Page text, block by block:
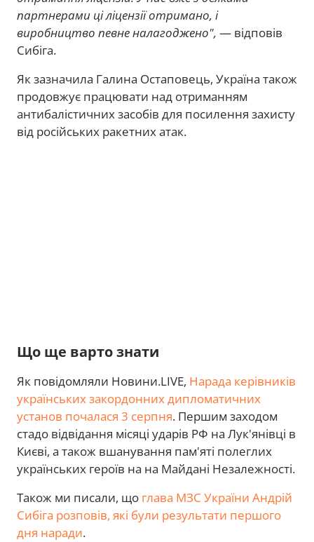
партнерами ці ліцензії отримано, і
виробництво певне налагоджено", — відповів
Сибіга.
Як зазначила Галина Остаповець, Україна також
продовжує працювати над отриманням
антибалістичних засобів для посилення захисту
від російських ракетних атак.
Що ще варто знати
Як повідомляли Новини.LIVE, Нарада керівників
українських закордонних дипломатичних
установ почалася 3 серпня. Першим заходом
стадо відвідання місяці ударів РФ на Лук'янівці в
Києві, а також вшанування пам'яті полеглих
українських героїв на на Майдані Незалежності.
Також ми писали, що глава МЗС України Андрій
Сибіга розповів, які були результати першого
дня наради.